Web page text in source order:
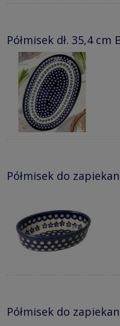
Półmisek dł. 35,4 cm
Półmisek do
Półmisek do